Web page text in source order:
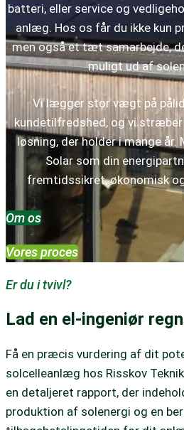
batteri, eller service og
anlæg. Hos os får du ikke kun
men også et tæt samarbejde,
muligt ud af
Vi lægger stor vægt på
kundetilfredshed, og vi
løsning, der holder i mange år.
Solar som din
fremtidssikret, økonomisk
Om os
Vores proces
Er du i tvivl?
Lad en el-ingeniør
Få en præcis vurdering af dit
solcelleanlæg hos Risskov
en detaljeret rapport, der
produktion af solenergi og en